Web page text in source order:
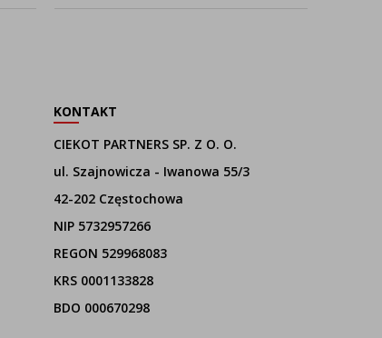
KONTAKT
CIEKOT PARTNERS SP. Z O. O.
ul. Szajnowicza - Iwanowa 55/3
42-202 Częstochowa
NIP 5732957266
REGON 529968083
KRS 0001133828
BDO 000670298